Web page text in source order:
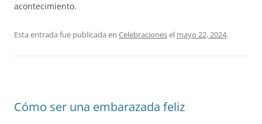
acontecimiento.
Esta entrada fue publicada en Celebracionesel mayo 22, 2024.
Cómo ser una embarazada feliz